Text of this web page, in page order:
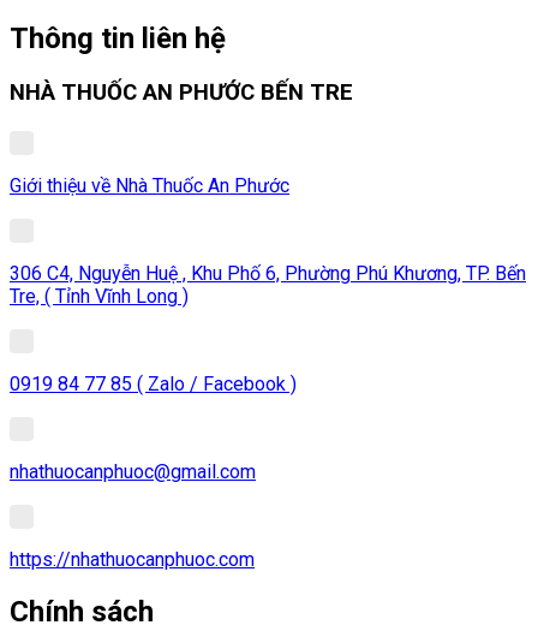
Thông tin liên hệ
NHÀ THUỐC AN PHƯỚC BẾN TRE
Giới thiệu về Nhà Thuốc An Phước
306 C4, Nguyễn Huệ , Khu Phố 6, Phường Phú Khương, TP. Bến
Tre, ( Tỉnh Vĩnh Long )
0919 84 77 85 ( Zalo / Facebook )
nhathuocanphuoc@gmail.com
https://nhathuocanphuoc.com
Chính sách